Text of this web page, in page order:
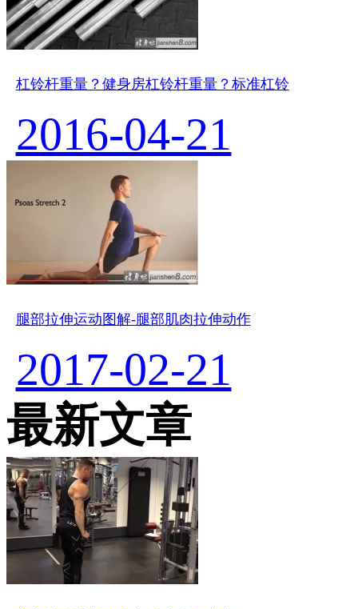
杠铃杆重量？健身房杠铃杆重量？标准杠铃
2016-04-21
腿部拉伸运动图解-腿部肌肉拉伸动作
2017-02-21
最新文章